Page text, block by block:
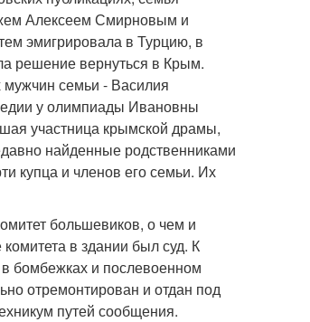
Алексеем Смирновым и
эмигрировала в Турцию, в
решение вернуться в Крым.
мужчин семьи - Василия
у олимпиады Ивановны
участница крымской драмы,
найденные родственниками
купца и членов его семьи. Их
большевиков, о чем и
в здании был суд. К
бомбежках и послевоенном
отремонтирован и отдан под
путей сообщения.